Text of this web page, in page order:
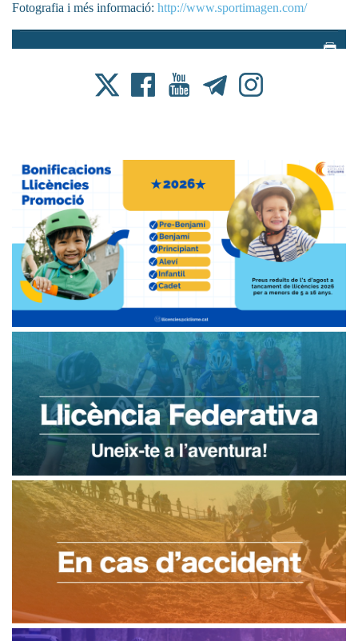
Fotografia i més informació: http://www.sportimagen.com/